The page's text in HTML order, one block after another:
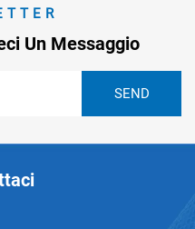
Un Messaggio